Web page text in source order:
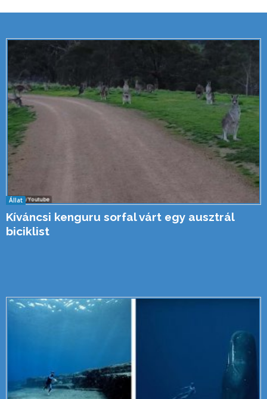
Állat
Kíváncsi kenguru sorfal várt egy ausztrál
biciklist